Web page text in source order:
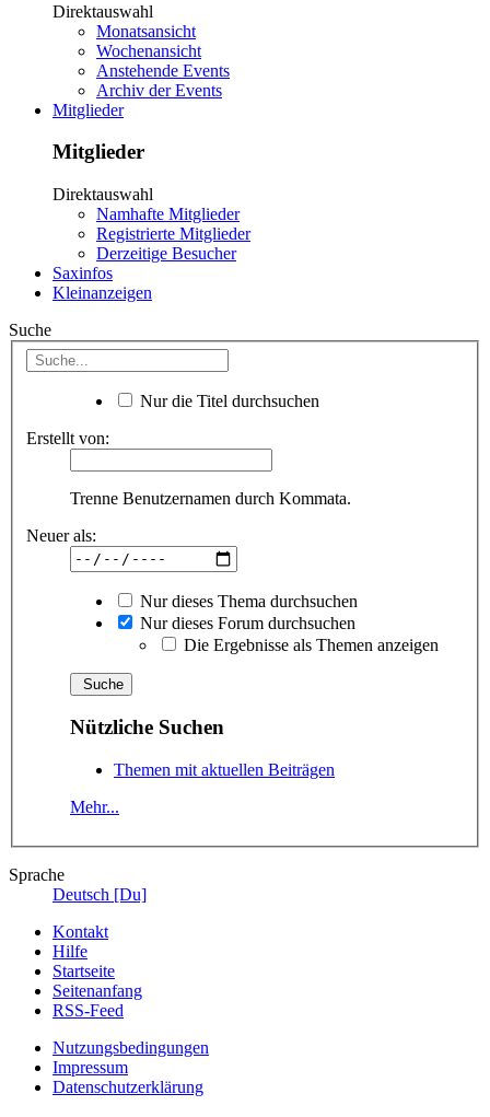
Direktauswahl
Monatsansicht
Wochenansicht
Anstehende Events
Archiv der Events
Mitglieder
Mitglieder
Direktauswahl
Namhafte Mitglieder
Registrierte Mitglieder
Derzeitige Besucher
Saxinfos
Kleinanzeigen
Suche
Nur die Titel durchsuchen
Erstellt von:
Trenne Benutzernamen durch Kommata.
Neuer als:
Nur dieses Thema durchsuchen
Nur dieses Forum durchsuchen
Die Ergebnisse als Themen anzeigen
Nützliche Suchen
Themen mit aktuellen Beiträgen
Mehr...
Sprache
Deutsch [Du]
Kontakt
Hilfe
Startseite
Seitenanfang
RSS-Feed
Nutzungsbedingungen
Impressum
Datenschutzerklärung